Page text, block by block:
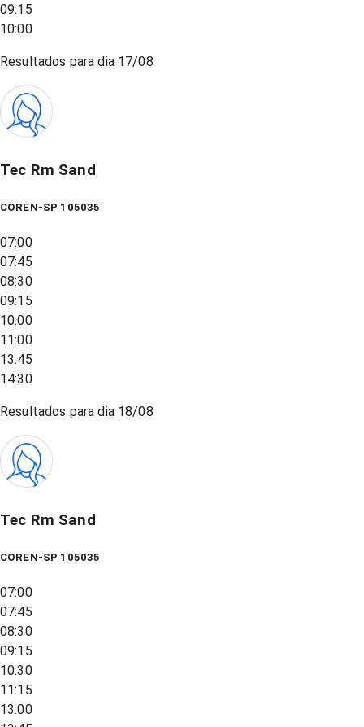
09:15
10:00
Resultados para dia 17/08
Tec Rm Sand
COREN-SP 105035
07:00
07:45
08:30
09:15
10:00
11:00
13:45
14:30
Resultados para dia 18/08
Tec Rm Sand
COREN-SP 105035
07:00
07:45
08:30
09:15
10:30
11:15
13:00